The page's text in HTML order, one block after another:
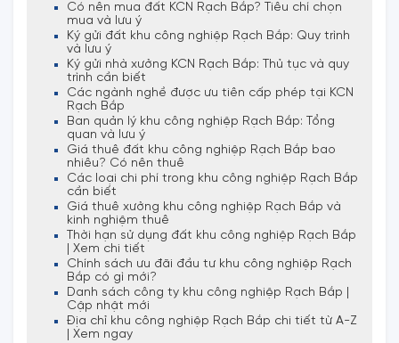
Có nên mua đất KCN Rạch Bắp? Tiêu chí chọn
mua và lưu ý
Ký gửi đất khu công nghiệp Rạch Bắp: Quy trình
và lưu ý
Ký gửi nhà xưởng KCN Rạch Bắp: Thủ tục và quy
trình cần biết
Các ngành nghề được ưu tiên cấp phép tại KCN
Rạch Bắp
Ban quản lý khu công nghiệp Rạch Bắp: Tổng
quan và lưu ý
Giá thuê đất khu công nghiệp Rạch Bắp bao
nhiêu? Có nên thuê
Các loại chi phí trong khu công nghiệp Rạch Bắp
cần biết
Giá thuê xưởng khu công nghiệp Rạch Bắp và
kinh nghiệm thuê
Thời hạn sử dụng đất khu công nghiệp Rạch Bắp
| Xem chi tiết
Chính sách ưu đãi đầu tư khu công nghiệp Rạch
Bắp có gì mới?
Danh sách công ty khu công nghiệp Rạch Bắp |
Cập nhật mới
Địa chỉ khu công nghiệp Rạch Bắp chi tiết từ A-Z
| Xem ngay